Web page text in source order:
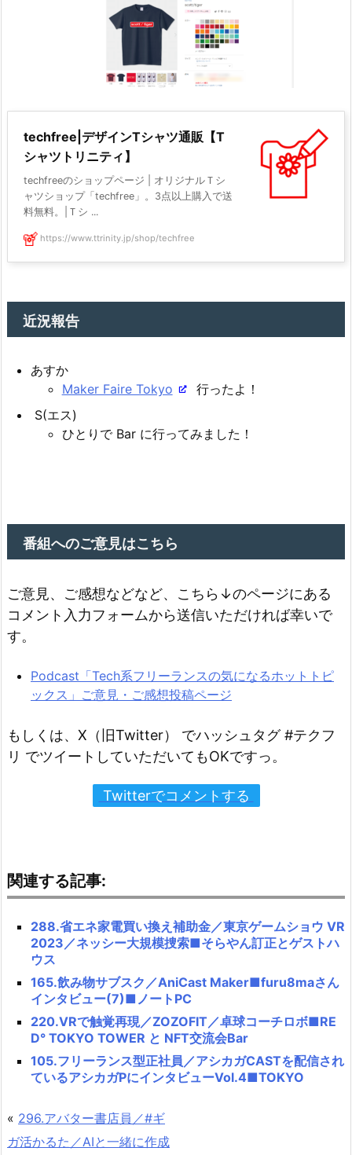
techfree|デザインTシャツ通販【T
シャツトリニティ】
techfreeのショップページ | オリジナルＴシ
ャツショップ「techfree」。3点以上購入で送
料無料。|Ｔシ ...
https://www.ttrinity.jp/shop/techfree
近況報告
あすか
Maker Faire Tokyo
行ったよ！
S(エス)
ひとりで Bar に行ってみました！
番組へのご意見はこちら
ご意見、ご感想などなど、こちら↓のページにある
コメント入力フォームから送信いただければ幸いで
す。
Podcast「Tech系フリーランスの気になるホットトピ
ックス」ご意見・ご感想投稿ページ
もしくは、X（旧Twitter） でハッシュタグ #テクフ
リ でツイートしていただいてもOKですっ。
Twitterでコメントする
関連する記事:
288.省エネ家電買い換え補助金／東京ゲームショウ VR
2023／ネッシー大規模捜索■そらやん訂正とゲストハ
ウス
165.飲み物サブスク／AniCast Maker■furu8maさん
インタビュー(7)■ノートPC
220.VRで触覚再現／ZOZOFIT／卓球コーチロボ■RE
D° TOKYO TOWER と NFT交流会Bar
105.フリーランス型正社員／アシカガCASTを配信され
ているアシカガPにインタビューVol.4■TOKYO
« 296.アバター書店員／#ギ
ガ活かるた／AIと一緒に作成